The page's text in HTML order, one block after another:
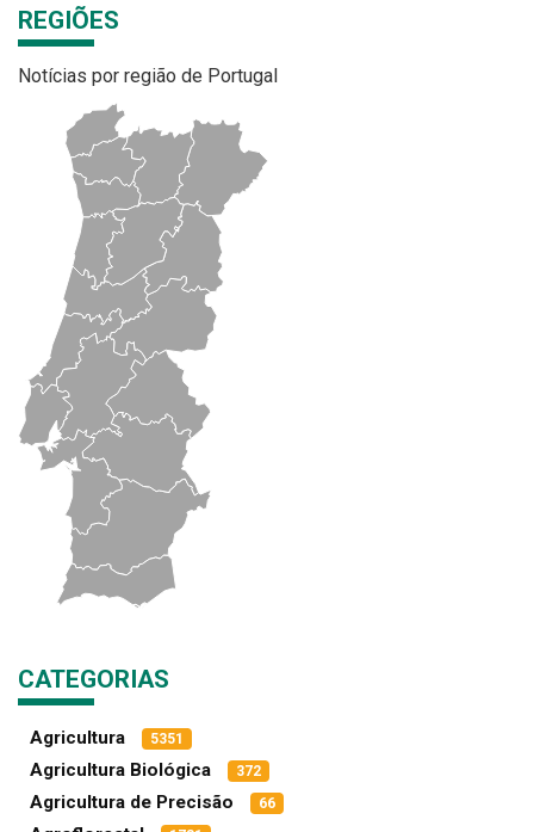
REGIÕES
Notícias por região de Portugal
CATEGORIAS
Agricultura 5351
Agricultura Biológica 372
Agricultura de Precisão 66